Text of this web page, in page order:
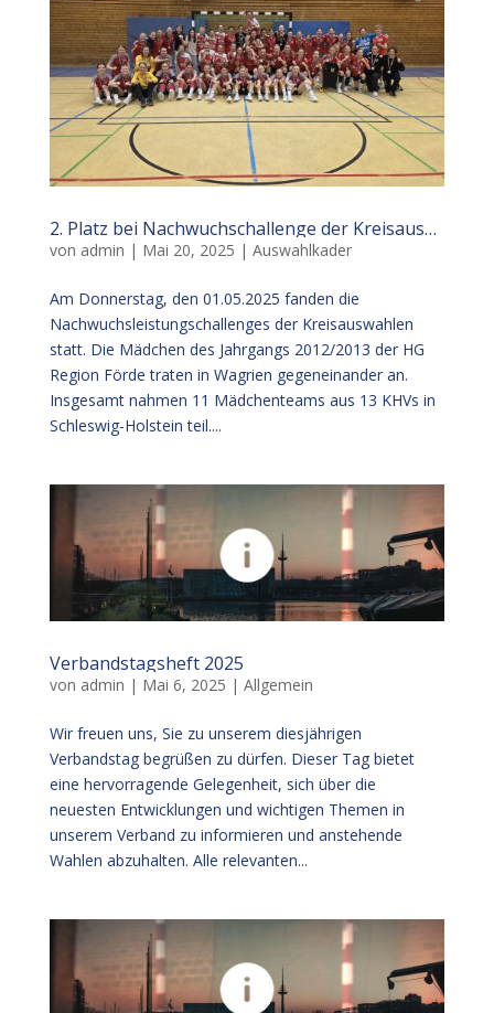
2. Platz bei Nachwuchschallenge der Kreisauswahlen
von admin | Mai 20, 2025 | Auswahlkader
Am Donnerstag, den 01.05.2025 fanden die
Nachwuchsleistungschallenges der Kreisauswahlen
statt. Die Mädchen des Jahrgangs 2012/2013 der HG
Region Förde traten in Wagrien gegeneinander an.
Insgesamt nahmen 11 Mädchenteams aus 13 KHVs in
Schleswig-Holstein teil....
Verbandstagsheft 2025
von admin | Mai 6, 2025 | Allgemein
Wir freuen uns, Sie zu unserem diesjährigen
Verbandstag begrüßen zu dürfen. Dieser Tag bietet
eine hervorragende Gelegenheit, sich über die
neuesten Entwicklungen und wichtigen Themen in
unserem Verband zu informieren und anstehende
Wahlen abzuhalten. Alle relevanten...